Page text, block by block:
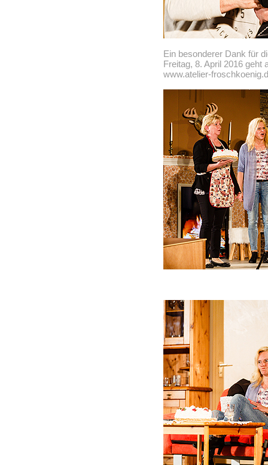
Ein besonderer Dank für
Freitag, 8. April 2016 geht
www.atelier-